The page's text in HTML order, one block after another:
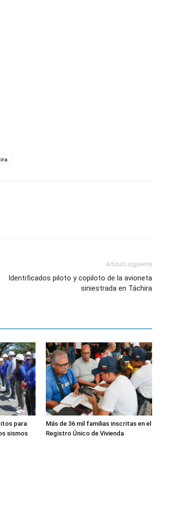
Artículo siguiente
Identificados piloto y copiloto de la avioneta
siniestrada en Táchira
para
sismos
Más de 36 mil familias inscritas en el
Registro Único de Vivienda